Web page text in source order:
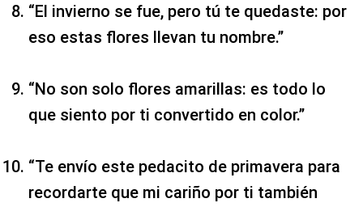
“El invierno se fue, pero tú te quedaste: por
eso estas flores llevan tu nombre.”
“No son solo flores amarillas: es todo lo
que siento por ti convertido en color.”
“Te envío este pedacito de primavera para
recordarte que mi cariño por ti también